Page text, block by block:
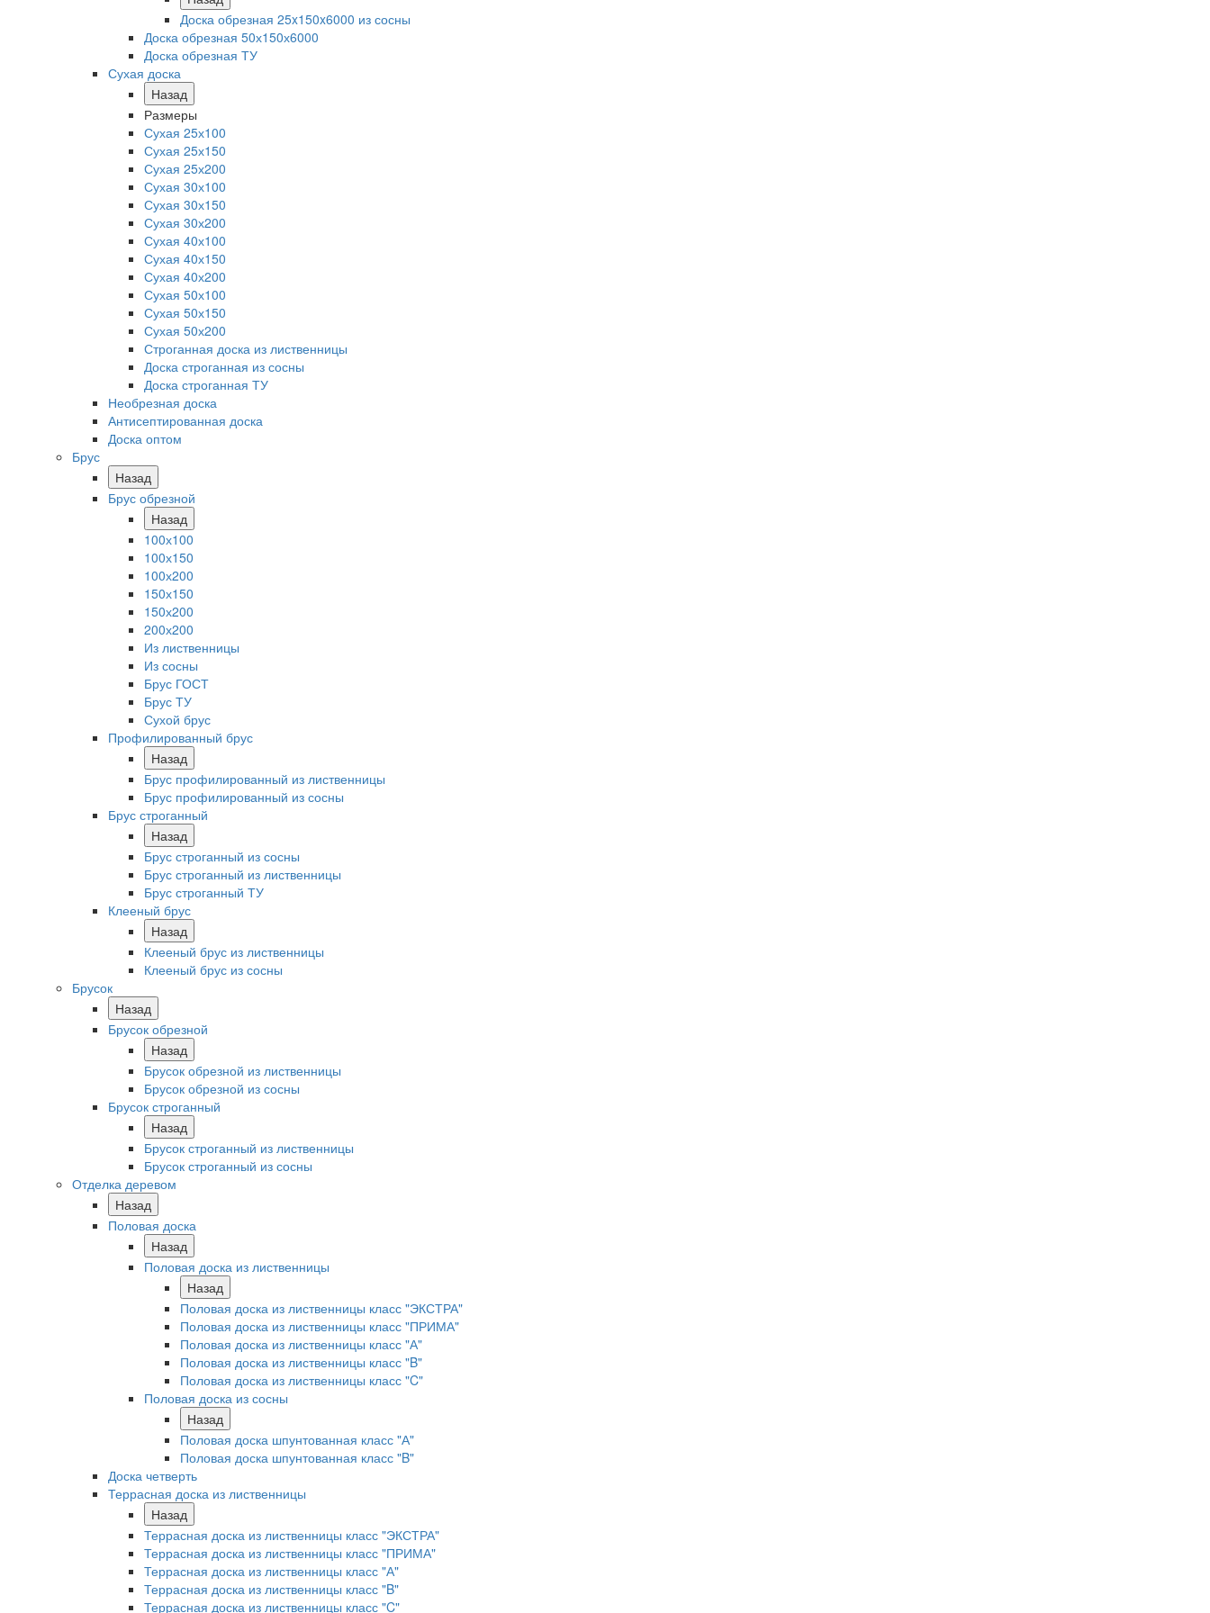
Доска обрезная 25x150x6000 из сосны
Доска обрезная 50х150х6000
Доска обрезная ТУ
Сухая доска
Назад
Размеры
Сухая 25х100
Сухая 25х150
Сухая 25х200
Сухая 30х100
Сухая 30х150
Сухая 30х200
Сухая 40х100
Сухая 40х150
Сухая 40х200
Сухая 50х100
Сухая 50х150
Сухая 50х200
Строганная доска из лиственницы
Доска строганная из сосны
Доска строганная ТУ
Необрезная доска
Антисептированная доска
Доска оптом
Брус
Назад
Брус обрезной
Назад
100х100
100х150
100х200
150х150
150х200
200х200
Из лиственницы
Из сосны
Брус ГОСТ
Брус ТУ
Сухой брус
Профилированный брус
Назад
Брус профилированный из лиственницы
Брус профилированный из сосны
Брус строганный
Назад
Брус строганный из сосны
Брус строганный из лиственницы
Брус строганный ТУ
Клееный брус
Назад
Клееный брус из лиственницы
Клееный брус из сосны
Брусок
Назад
Брусок обрезной
Назад
Брусок обрезной из лиственницы
Брусок обрезной из сосны
Брусок строганный
Назад
Брусок строганный из лиственницы
Брусок строганный из сосны
Отделка деревом
Назад
Половая доска
Назад
Половая доска из лиственницы
Назад
Половая доска из лиственницы класс "ЭКСТРА"
Половая доска из лиственницы класс "ПРИМА"
Половая доска из лиственницы класс "А"
Половая доска из лиственницы класс "B"
Половая доска из лиственницы класс "C"
Половая доска из сосны
Назад
Половая доска шпунтованная класс "А"
Половая доска шпунтованная класс "B"
Доска четверть
Террасная доска из лиственницы
Назад
Террасная доска из лиственницы класс "ЭКСТРА"
Террасная доска из лиственницы класс "ПРИМА"
Террасная доска из лиственницы класс "А"
Террасная доска из лиственницы класс "B"
Террасная доска из лиственницы класс "C"